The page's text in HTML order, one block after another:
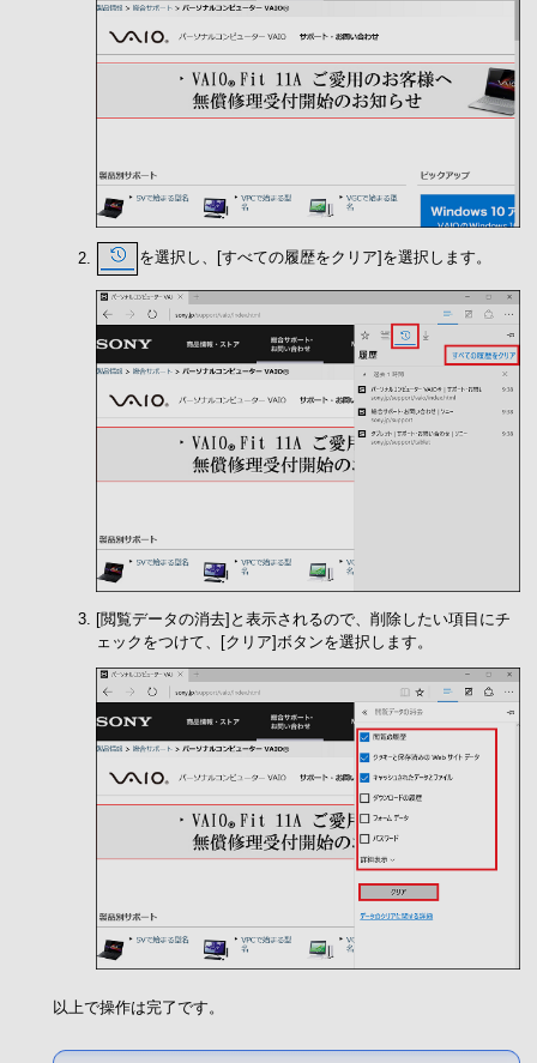
を選択し、[すべての履歴をクリア]を選択します。
[閲覧データの消去]と表示されるので、削除したい項目にチ
ェックをつけて、[クリア]ボタンを選択します。
以上で操作は完了です。